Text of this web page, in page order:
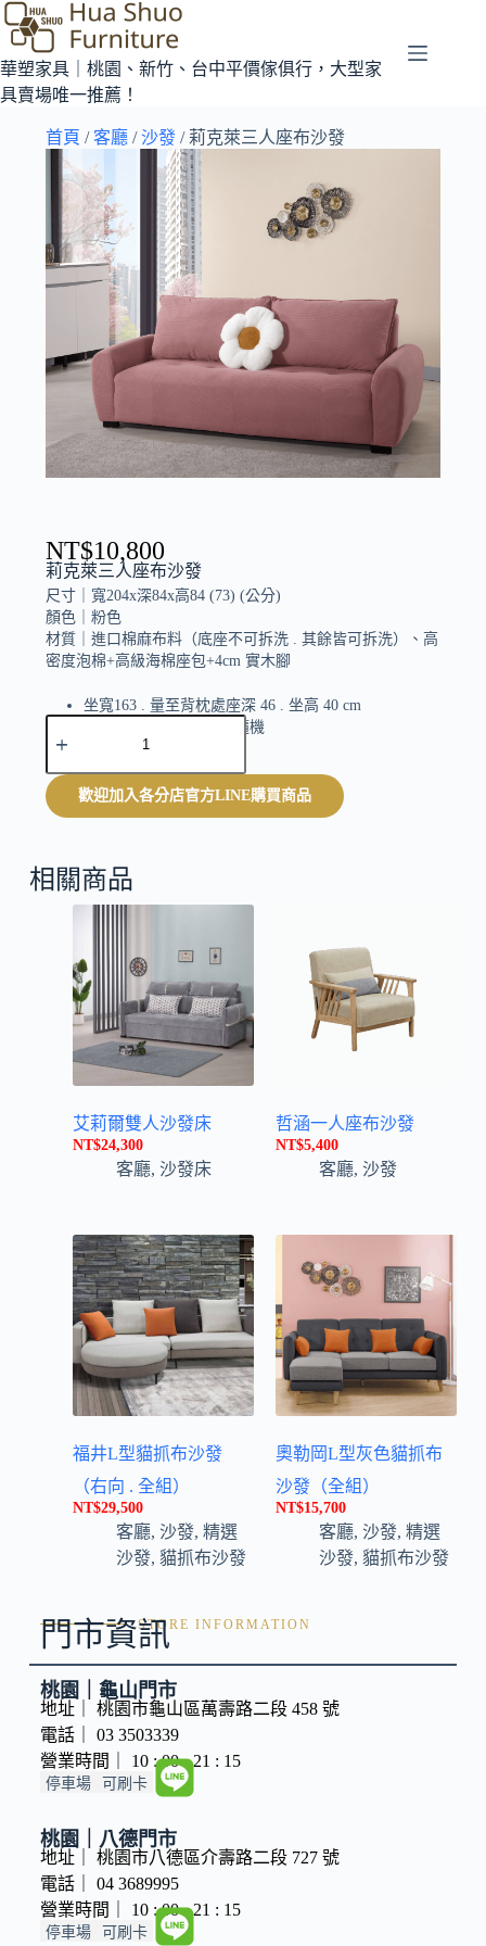
華塑家具｜桃園、新竹、台中平價傢俱行，大型家
具賣場唯一推薦！
首頁 /客廳/沙發/ 莉克萊三人座布沙發
莉克萊三人座布沙發
NT$10,800
尺寸｜ 寬204x深84x高84 (73) (公分)
顏色｜ 粉色
材質｜ 進口棉麻布料（底座不可拆洗 . 其餘皆可拆洗）、高
密度泡棉+高級海棉座包+4cm 實木腳
坐寬163 . 量至背枕處座深 46 . 坐高 40 cm
附 1 個小抱枕 . 花朵色隨機
e
r
n
歡迎加入各分店官方LINE購買商品
相關商品
艾莉爾雙人沙發床
NT$24,300
客廳, 沙發床
哲涵一人座布沙發
NT$5,400
客廳, 沙發
福井L型貓抓布沙發
（右向 . 全組）
NT$29,500
客廳, 沙發, 精選
沙發, 貓抓布沙發
奧勒岡L型灰色貓抓布
沙發（全組）
NT$15,700
客廳, 沙發, 精選
沙發, 貓抓布沙發
STORE INFORMATION
門市資訊
桃園｜龜山門市
地址｜ 桃園市龜山區萬壽路二段 458 號
電話｜ 03 3503339
營業時間｜ 10 : 00 - 21 : 15
停車場 可刷卡
桃園｜八德門市
地址｜ 桃園市八德區介壽路二段 727 號
電話｜ 04 3689995
營業時間｜ 10 : 00 - 21 : 15
停車場 可刷卡